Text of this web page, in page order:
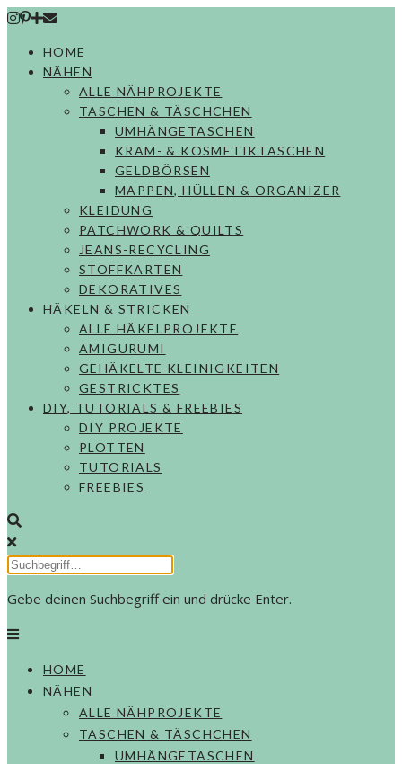
Skip
contentHOME
NÄHEN
ALLE NÄHPROJEKTE
TASCHEN & TÄSCHCHEN
UMHÄNGETASCHEN
KRAM- & KOSMETIKTASCHEN
GELDBÖRSEN
MAPPEN, HÜLLEN & ORGANIZER
KLEIDUNG
PATCHWORK & QUILTS
JEANS-RECYCLING
STOFFKARTEN
DEKORATIVES
HÄKELN & STRICKEN
ALLE HÄKELPROJEKTE
AMIGURUMI
GEHÄKELTE KLEINIGKEITEN
GESTRICKTES
DIY, TUTORIALS & FREEBIES
DIY PROJEKTE
PLOTTEN
TUTORIALS
FREEBIES
Gebe deinen Suchbegriff ein und drücke Enter.
HOME
NÄHEN
ALLE NÄHPROJEKTE
TASCHEN & TÄSCHCHEN
UMHÄNGETASCHEN